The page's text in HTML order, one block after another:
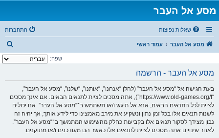
מסע אל העבר
שאלות נפוצות התחברות
מסע אל העבר עמוד ראשי
י
שפה:
מסע אל העבר - הרשמה
בעת הגישה אל “מסע אל העבר” (להלן “אנחנו”, “אותנו”, “שלנו”, “מסע אל העבר”,
“https://www.old-games.org/f”), אתה מסכים לציית לתנאים הבאים. אם אינך מסכים
לציית לכל התנאים הבאים, אנא אל תיגש ו/או תשתמש ב־“מסע אל העבר”. אנו יכולים
לשנות תנאים אלו בכל זמן נתון ונשקיע את מירב מאמצינו כדי לידע אותך, אך יהיה זה
נבון מצידך לסקור תנאים אלו בקביעות כחלק מהשימוש המתמשך ב־“מסע אל העבר”.
לאחר שינויים אתה מסכים לציית לתנאים אלו כאשר הם מעודכנים ו/או מתוקנים.